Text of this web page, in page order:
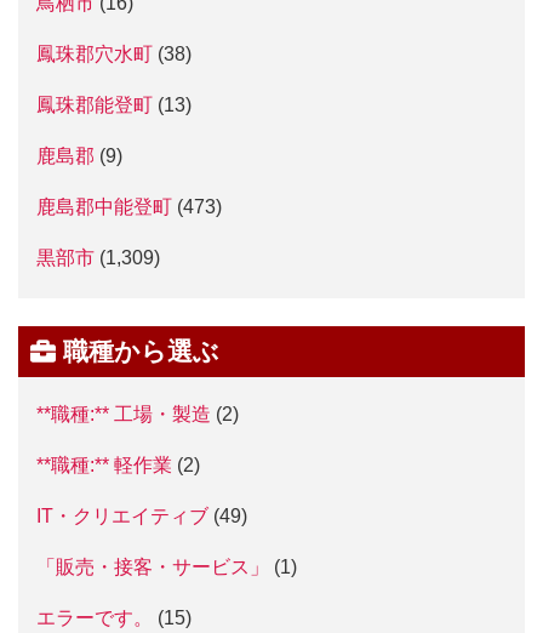
鳳珠郡穴水町 (38)
鳳珠郡能登町 (13)
鹿島郡 (9)
鹿島郡中能登町 (473)
黒部市 (1,309)
職種から選ぶ
**職種:** 工場・製造 (2)
**職種:** 軽作業 (2)
IT・クリエイティブ (49)
「販売・接客・サービス」 (1)
エラーです。 (15)